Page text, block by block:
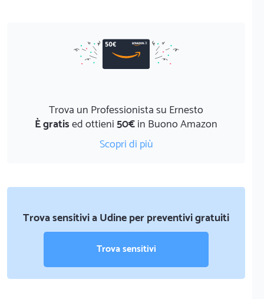
Trova un Professionista su Ernesto
È gratised ottieni50€in Buono Amazon
Scopri di più
Trova sensitivi a Udine per preventivi gratuiti
Trova sensitivi